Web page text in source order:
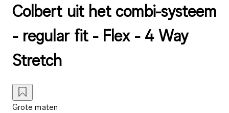
Colbert uit het combi-systeem
- regular fit - Flex - 4 Way
Stretch
Grote maten